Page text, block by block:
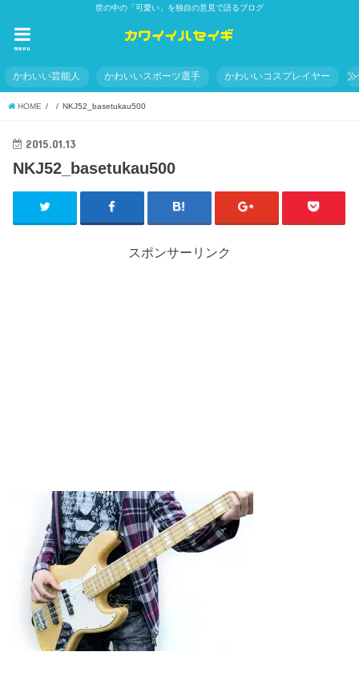
世の中の「可愛い」を独自の意見で語るブログ
menu
かわいい芸能人 かわいいスポーツ選手 かわいいコスプレイヤー
HOME NKJ52_basetukau500
2015.01.13
NKJ52_basetukau500
スポンサーリンク